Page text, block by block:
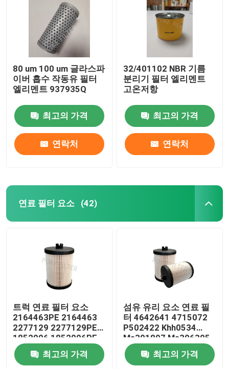
80 um 100 um 글라스파
이버 흡수 작동유 필터
엘리멘트 937935Q
최고의 가격
연락처
32/401102 NBR 기름
분리기 필터 엘리멘트
고온저항
최고의 가격
연락처
연료 필터 요소 (42)
트럭 연료 필터 요소
2164463PE 2164463
2277129 2277129PE
1852006 1852006PE
최고의 가격
섬유 유리 요소 연료 필
터 4642641 4715072
P502422 Khh0534
Me301897 Me306305
최고의 가격